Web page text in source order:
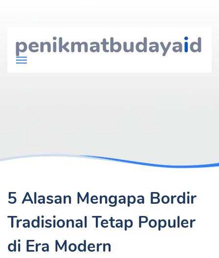
penikmatbudayaid
5 Alasan Mengapa Bordir
Tradisional Tetap Populer
di Era Modern